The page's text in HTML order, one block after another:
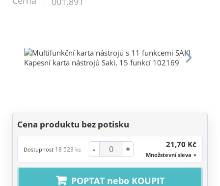
Cena produktu bez potisku
Dostupnost 18 523 ks - + 21,70 Kč
Množstevní sleva
POPTAT nebo KOUPIT